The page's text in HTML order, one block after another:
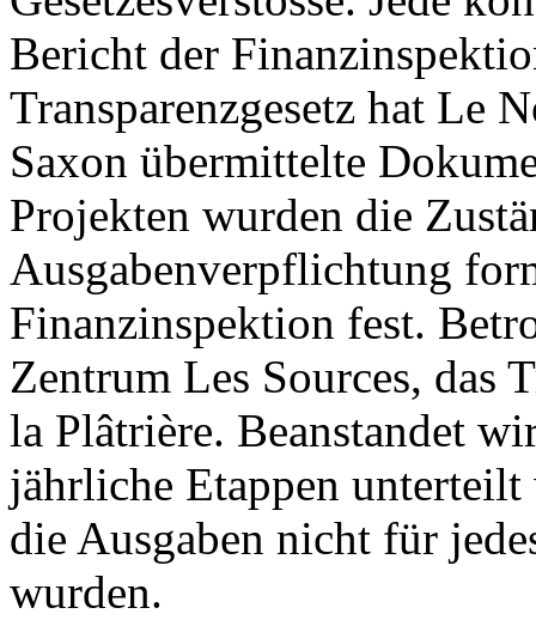
Bericht der
Transparenzgesetz hat Le
Saxon übermittelte
Projekten wurden die
Ausgabenverpflichtung
Finanzinspektion fest.
Zentrum Les Sources, das
la Plâtrière. Beanstandet
jährliche Etappen unterteilt
die Ausgaben nicht für
wurden.